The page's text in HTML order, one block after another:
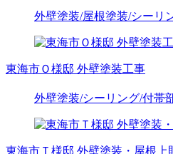
外壁塗装/屋根塗装/シーリ
東海市Ｏ様邸 外壁塗装工事
外壁塗装/シーリング/付帯
東海市Ｔ様邸 外壁塗装・屋根上